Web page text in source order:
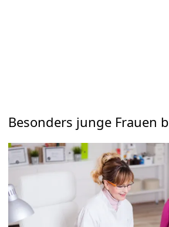
Besonders junge Frauen